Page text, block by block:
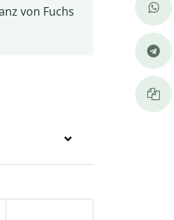
von Fuchs